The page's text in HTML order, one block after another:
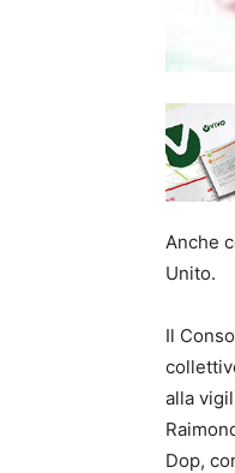
Anche
Unito.
Il
alla
Dop,